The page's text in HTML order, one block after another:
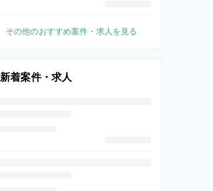
その他のおすすめ案件・求人を見る
新着案件・求人